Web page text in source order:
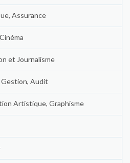
Assurance
et Journalisme
Audit
Artistique, Graphisme